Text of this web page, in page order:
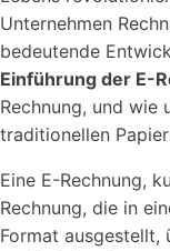
Referenzen
Schauen Sie einen
Unternehmen
bedeutende
Einführung der E-
Rechnung, und wie
traditionellen
Eine E-Rechnung,
Rechnung, die in
Format